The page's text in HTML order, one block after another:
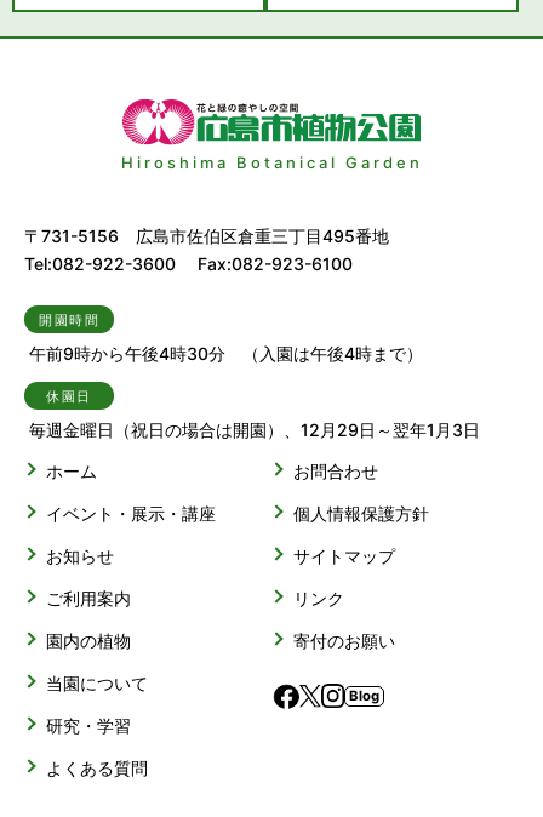
Hiroshima Botanical Garden
〒731-5156 広島市佐伯区倉重三丁目495番地
Tel:082-922-3600 Fax:082-923-6100
開園時間
午前9時から午後4時30分 （入園は午後4時まで）
休園日
毎週金曜日（祝日の場合は開園）、12月29日～翌年1月3日
ホーム
イベント・展示・講座
お知らせ
ご利用案内
園内の植物
当園について
研究・学習
よくある質問
お問合わせ
個人情報保護方針
サイトマップ
リンク
寄付のお願い
Blog